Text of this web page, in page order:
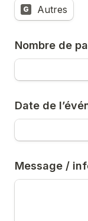
G Autres
Nombre de
Date de
Message /